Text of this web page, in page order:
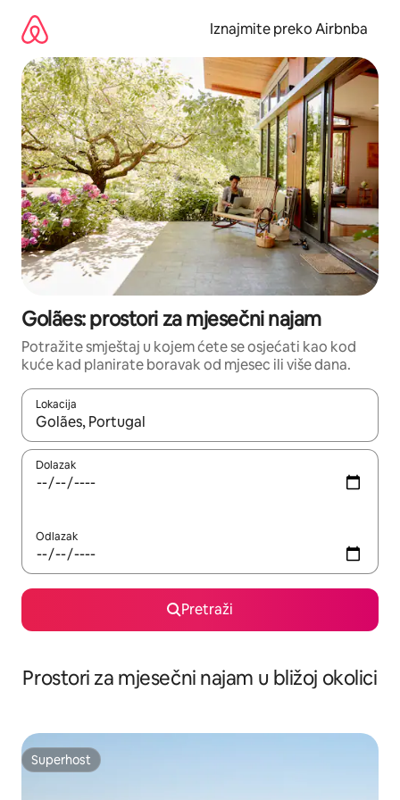
sadržaj
Iznajmite preko Airbnba
Golães: prostori za mjesečni najam
Potražite smještaj u kojem ćete se osjećati kao kod
kuće kad planirate boravak od mjesec ili više dana.
Lokacija
Kada budu dostupni rezultati, moći ćete ih pregledati
Dolazak
Odlazak
Pretraži
Prostori za mjesečni najam u bližoj okolici
Superhost
Superhost